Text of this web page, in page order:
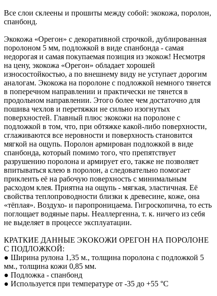
Все слои склеены и прошиты между собой: экокожа, поролон,
спанбонд.
Экокожа «Орегон» с декоративной строчкой, дублированная
поролоном 5 мм, подложкой в виде спанбонда - самая
недорогая и самая покупаемая позиция из экокож! Несмотря
на цену, экокожа «Орегон» обладает хорошей
износостойкостью, а по внешнему виду не уступает дорогим
аналогам. Экокожа на поролоне с подложкой немного тянется
в поперечном направлении и практически не тянется в
продольном направлении. Этого более чем достаточно для
пошива чехлов и перетяжки не сильно изогнутых
поверхностей. Главный плюс экокожи на поролоне с
подложкой в том, что, при обтяжке какой-либо поверхности,
сглаживаются все неровности и поверхность становится
мягкой на ощупь. Поролон армирован подложкой в виде
спанбонда, который помимо того, что препятствует
разрушению поролона и армирует его, также не позволяет
впитываться клею в поролон, а следовательно помогает
приклеить её на рабочую поверхность с минимальным
расходом клея. Приятна на ощупь - мягкая, эластичная. Её
свойства теплопроводности близки к древесине, коже, она
«тёплая». Воздухо- и паропроницаема. Гигроскопична, то есть
поглощает водяные пары. Неаллергенна, т. к. ничего из себя
не выделяет в процессе эксплуатации.
КРАТКИЕ ДАННЫЕ ЭКОКОЖИ ОРЕГОН НА ПОРОЛОНЕ
С ПОДЛОЖКОЙ:
● Ширина рулона 1,35 м., толщина поролона с подложкой 5
мм., толщина кожи 0,85 мм.
● Подложка - спанбонд
● Используется при температуре от -35 до +55 °С